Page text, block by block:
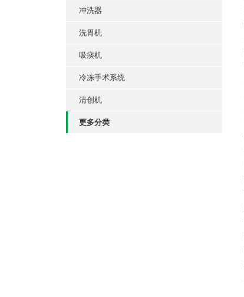
冲洗器
洗胃机
吸痰机
冷冻手术系统
清创机
更多分类